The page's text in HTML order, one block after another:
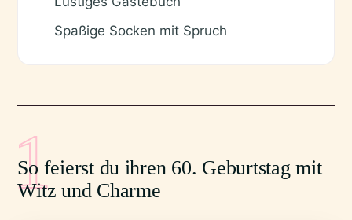
Spaßige Socken mit Spruch
1
So feierst du ihren 60. Geburtstag mit
Witz und Charme